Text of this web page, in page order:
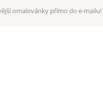
omalovánky přímo do e-mailu!